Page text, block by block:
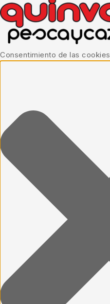
Consentimiento de las cookies